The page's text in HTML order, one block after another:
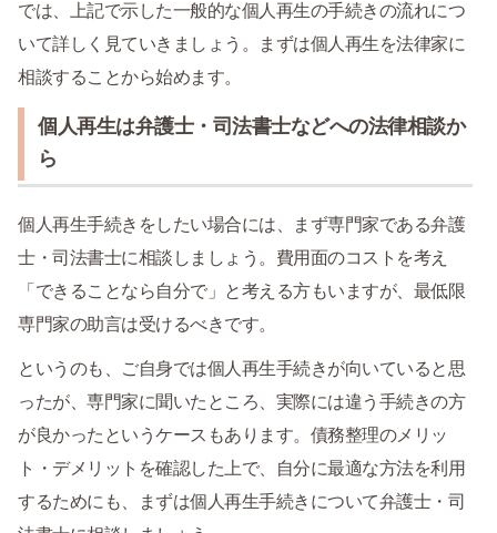
では、上記で示した一般的な個人再生の手続きの流れにつ
いて詳しく見ていきましょう。まずは個人再生を法律家に
相談することから始めます。
個人再生は弁護士・司法書士などへの法律相談か
ら
個人再生手続きをしたい場合には、まず専門家である弁護
士・司法書士に相談しましょう。費用面のコストを考え
「できることなら自分で」と考える方もいますが、最低限
専門家の助言は受けるべきです。
というのも、ご自身では個人再生手続きが向いていると思
ったが、専門家に聞いたところ、実際には違う手続きの方
が良かったというケースもあります。債務整理のメリッ
ト・デメリットを確認した上で、自分に最適な方法を利用
するためにも、まずは個人再生手続きについて弁護士・司